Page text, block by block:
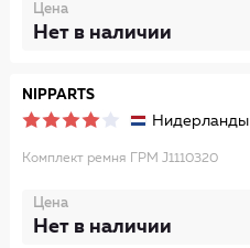
Цена
Нет в наличии
NIPPARTS
Нидерланды
Комплект ремня ГРМ J1110320
Цена
Нет в наличии